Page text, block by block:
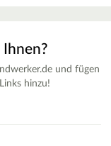
und fügen
hinzu!